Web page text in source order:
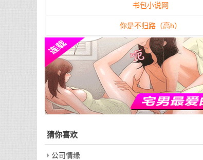
书包小说网
你是不归路（高h）
猜你喜欢
公司情缘